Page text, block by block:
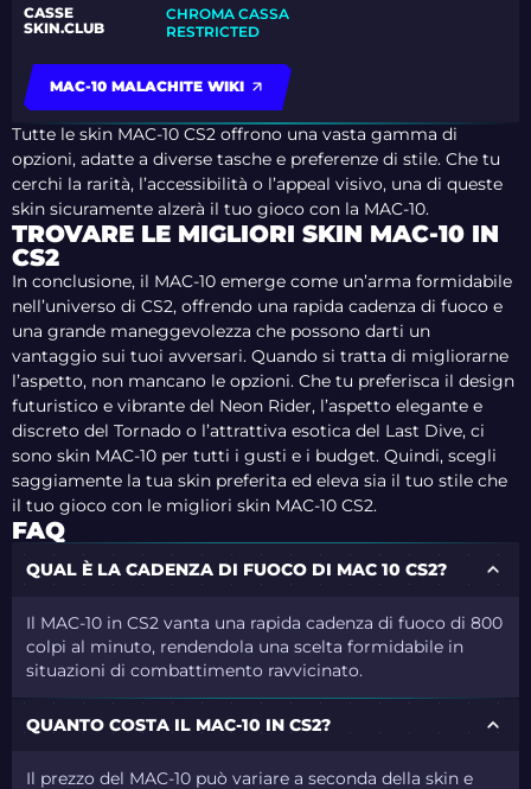
CASSE
SKIN.CLUB
CHROMA CASSA
RESTRICTED
MAC-10 MALACHITE WIKI
Tutte le skin MAC-10 CS2 offrono una vasta gamma di
opzioni, adatte a diverse tasche e preferenze di stile. Che tu
cerchi la rarità, l’accessibilità o l’appeal visivo, una di queste
skin sicuramente alzerà il tuo gioco con la MAC-10.
TROVARE LE MIGLIORI SKIN MAC-10 IN
CS2
In conclusione, il MAC-10 emerge come un’arma formidabile
nell’universo di CS2, offrendo una rapida cadenza di fuoco e
una grande maneggevolezza che possono darti un
vantaggio sui tuoi avversari. Quando si tratta di migliorarne
l’aspetto, non mancano le opzioni. Che tu preferisca il design
futuristico e vibrante del Neon Rider, l’aspetto elegante e
discreto del Tornado o l’attrattiva esotica del Last Dive, ci
sono skin MAC-10 per tutti i gusti e i budget. Quindi, scegli
saggiamente la tua skin preferita ed eleva sia il tuo stile che
il tuo gioco con le migliori skin MAC-10 CS2.
FAQ
QUAL È LA CADENZA DI FUOCO DI MAC 10 CS2?
Il MAC-10 in CS2 vanta una rapida cadenza di fuoco di 800
colpi al minuto, rendendola una scelta formidabile in
situazioni di combattimento ravvicinato.
QUANTO COSTA IL MAC-10 IN CS2?
Il prezzo del MAC-10 può variare a seconda della skin e